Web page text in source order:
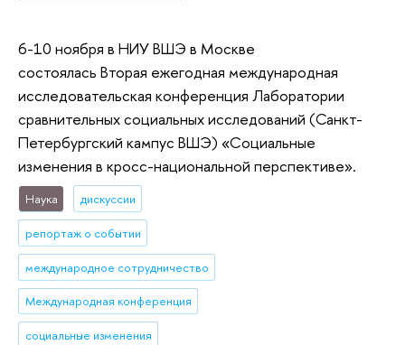
6-10 ноября в НИУ ВШЭ в Москве
состоялась Вторая ежегодная международная
исследовательская конференция Лаборатории
сравнительных социальных исследований (Санкт-
Петербургский кампус ВШЭ) «Социальные
изменения в кросс-национальной перспективе».
Наука дискуссии
репортаж о событии
международное сотрудничество
Международная конференция
социальные изменения